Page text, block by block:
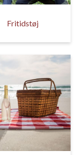
Fritidstøj